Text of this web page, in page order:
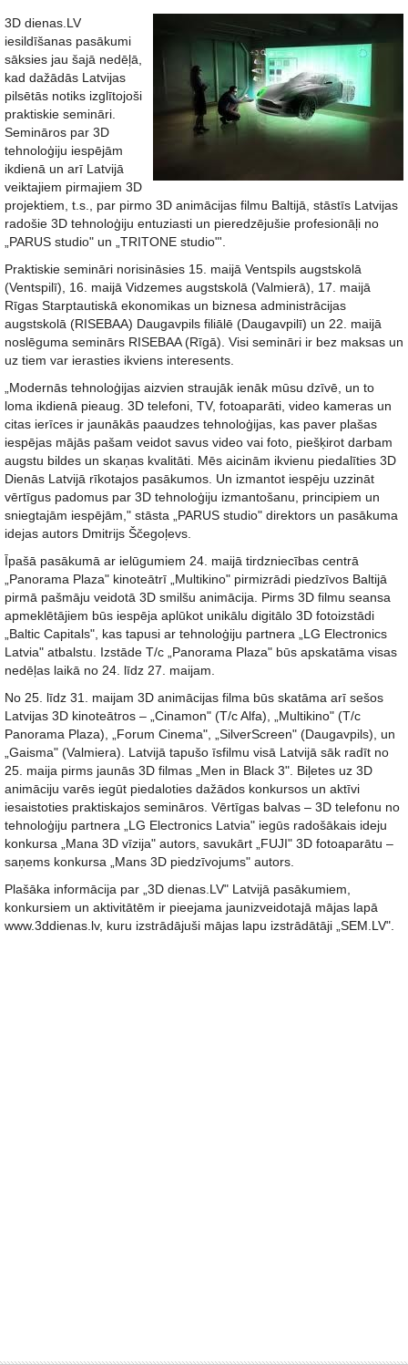
3D dienas.LV
iesildīšanas pasākumi
sāksies jau šajā nedēļā,
kad dažādās Latvijas
pilsētās notiks izglītojoši
praktiskie semināri.
Semināros par 3D
tehnoloģiju iespējām
ikdienā un arī Latvijā
veiktajiem pirmajiem 3D
projektiem, t.s., par pirmo 3D animācijas filmu Baltijā, stāstīs Latvijas
radošie 3D tehnoloģiju entuziasti un pieredzējušie profesionāļi no
„PARUS studio" un „TRITONE studio"'.
Praktiskie semināri norisināsies 15. maijā Ventspils augstskolā
(Ventspilī), 16. maijā Vidzemes augstskolā (Valmierā), 17. maijā
Rīgas Starptautiskā ekonomikas un biznesa administrācijas
augstskolā (RISEBAA) Daugavpils filiālē (Daugavpilī) un 22. maijā
noslēguma seminārs RISEBAA (Rīgā). Visi semināri ir bez maksas un
uz tiem var ierasties ikviens interesents.
„Modernās tehnoloģijas aizvien straujāk ienāk mūsu dzīvē, un to
loma ikdienā pieaug. 3D telefoni, TV, fotoaparāti, video kameras un
citas ierīces ir jaunākās paaudzes tehnoloģijas, kas paver plašas
iespējas mājās pašam veidot savus video vai foto, piešķirot darbam
augstu bildes un skaņas kvalitāti. Mēs aicinām ikvienu piedalīties 3D
Dienās Latvijā rīkotajos pasākumos. Un izmantot iespēju uzzināt
vērtīgus padomus par 3D tehnoloģiju izmantošanu, principiem un
sniegtajām iespējām," stāsta „PARUS studio" direktors un pasākuma
idejas autors Dmitrijs Ščegoļevs.
Īpašā pasākumā ar ielūgumiem 24. maijā tirdzniecības centrā
„Panorama Plaza" kinoteātrī „Multikino" pirmizrādi piedzīvos Baltijā
pirmā pašmāju veidotā 3D smilšu animācija. Pirms 3D filmu seansa
apmeklētājiem būs iespēja aplūkot unikālu digitālo 3D fotoizstādi
„Baltic Capitals", kas tapusi ar tehnoloģiju partnera „LG Electronics
Latvia" atbalstu. Izstāde T/c „Panorama Plaza" būs apskatāma visas
nedēļas laikā no 24. līdz 27. maijam.
No 25. līdz 31. maijam 3D animācijas filma būs skatāma arī sešos
Latvijas 3D kinoteātros – „Cinamon" (T/c Alfa), „Multikino" (T/c
Panorama Plaza), „Forum Cinema", „SilverScreen" (Daugavpils), un
„Gaisma" (Valmiera). Latvijā tapušo īsfilmu visā Latvijā sāk radīt no
25. maija pirms jaunās 3D filmas „Men in Black 3". Biļetes uz 3D
animāciju varēs iegūt piedaloties dažādos konkursos un aktīvi
iesaistoties praktiskajos semināros. Vērtīgas balvas – 3D telefonu no
tehnoloģiju partnera „LG Electronics Latvia" iegūs radošākais ideju
konkursa „Mana 3D vīzija" autors, savukārt „FUJI" 3D fotoaparātu –
saņems konkursa „Mans 3D piedzīvojums" autors.
Plašāka informācija par „3D dienas.LV" Latvijā pasākumiem,
konkursiem un aktivitātēm ir pieejama jaunizveidotajā mājas lapā
www.3ddienas.lv, kuru izstrādājuši mājas lapu izstrādātāji „SEM.LV".